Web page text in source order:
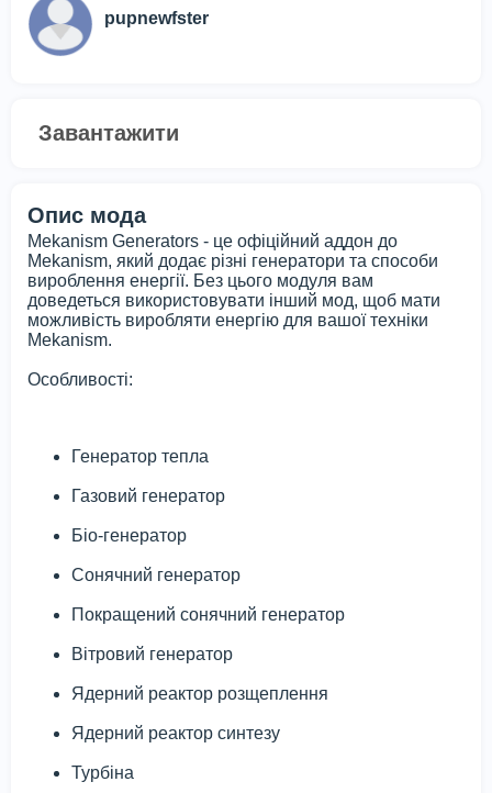
pupnewfster
Завантажити
Опис мода
Mekanism Generators - це офіційний аддон до
Mekanism, який додає різні генератори та способи
вироблення енергії. Без цього модуля вам
доведеться використовувати інший мод, щоб мати
можливість виробляти енергію для вашої техніки
Mekanism.
Особливості:
Генератор тепла
Газовий генератор
Біо-генератор
Сонячний генератор
Покращений сонячний генератор
Вітровий генератор
Ядерний реактор розщеплення
Ядерний реактор синтезу
Турбіна